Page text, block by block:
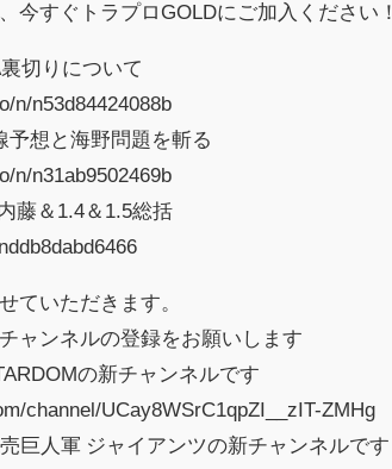
今すぐトラプロGOLDにご加入ください！
切りについて
n/n53d84424088b
想と海野問題を斬る
n/n31ab9502469b
＆1.4＆1.5総括
ていただきます。
ャンネルの登録をお願いします
の新チャンネルです
channel/UCay8WSrC1qpZI__zIT-ZMHg
人軍 ジャイアンツの新チャンネルです